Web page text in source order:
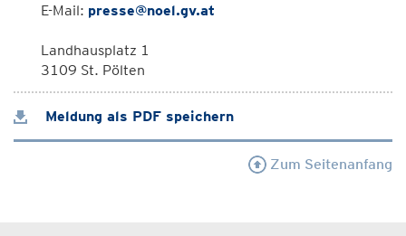
E-Mail: presse@noel.gv.at
Landhausplatz 1
3109 St. Pölten
Meldung als PDF speichern
Zum Seitenanfang